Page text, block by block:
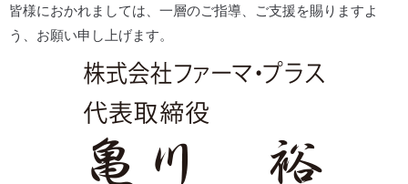
皆様におかれましては、一層のご指導、ご支援を賜りますよ
う、お願い申し上げます。